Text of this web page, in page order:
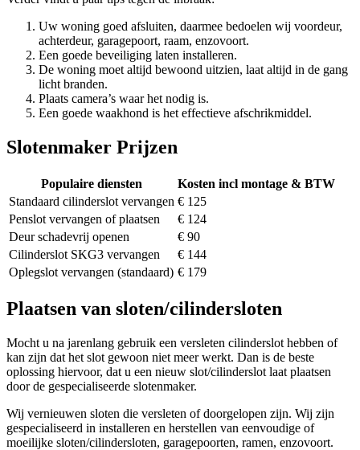
Uw woning goed afsluiten, daarmee bedoelen wij voordeur,
achterdeur, garagepoort, raam, enzovoort.
Een goede beveiliging laten installeren.
De woning moet altijd bewoond uitzien, laat altijd in de gang
licht branden.
Plaats camera’s waar het nodig is.
Een goede waakhond is het effectieve afschrikmiddel.
Slotenmaker Prijzen
Populaire diensten
Kosten incl montage & BTW
Standaard cilinderslot vervangen € 125
Penslot vervangen of plaatsen
€ 124
Deur schadevrij openen
€ 90
Cilinderslot SKG3 vervangen
€ 144
Oplegslot vervangen (standaard) € 179
Plaatsen van sloten/cilindersloten
Mocht u na jarenlang gebruik een versleten cilinderslot hebben of
kan zijn dat het slot gewoon niet meer werkt. Dan is de beste
oplossing hiervoor, dat u een nieuw slot/cilinderslot laat plaatsen
door de gespecialiseerde slotenmaker.
Wij vernieuwen sloten die versleten of doorgelopen zijn. Wij zijn
gespecialiseerd in installeren en herstellen van eenvoudige of
moeilijke sloten/cilindersloten, garagepoorten, ramen, enzovoort.